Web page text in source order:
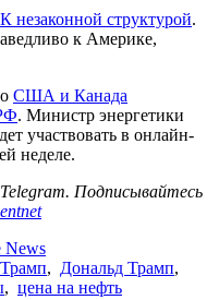
незаконной структурой.
к Америке,
США и Канада
. Министр энергетики
участвовать в онлайн-
неделе.
Подписывайтесь
News
Трамп, Дональд Трамп,
, цена на нефть